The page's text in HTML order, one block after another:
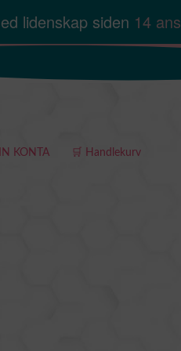
lidenskap siden 14 ans
KONTA 🛒 Handlekurv